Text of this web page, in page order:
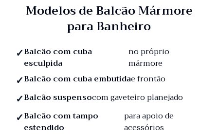
Modelos de Balcão Mármore
para Banheiro
Balcão com cuba
esculpida
no próprio
mármore
Balcão com cuba embutidae frontão
Balcão suspensocom gaveteiro planejado
Balcão com tampo
estendido
para apoio de
acessórios